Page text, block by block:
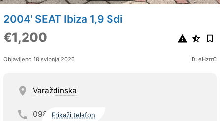
2004' SEAT Ibiza 1,9 Sdi
€1,200
Objavljeno 18 svibnja 2026 ID: eHzrrC
Varaždinska
098 Prikaži telefon